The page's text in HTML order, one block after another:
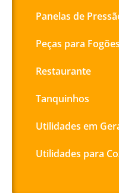
Panelas de
Peças para Fogões
Restaurante
Tanquinhos
Utilidades em
Utilidades para